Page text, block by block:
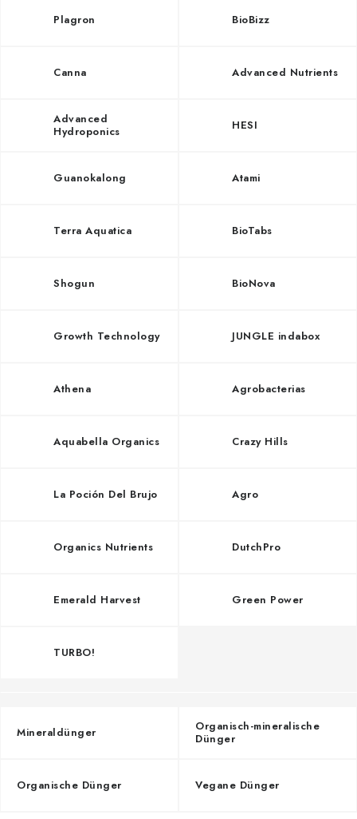
Plagron BioBizz
Canna Advanced Nutrients
Advanced
Hydroponics
HESI
Guanokalong Atami
Terra Aquatica BioTabs
Shogun BioNova
Growth Technology JUNGLE indabox
Athena Agrobacterias
Aquabella Organics Crazy Hills
La Poción Del Brujo Agro
Organics Nutrients DutchPro
Emerald Harvest Green Power
TURBO!
Mineraldünger
Organisch-mineralische
Dünger
Organische Dünger Vegane Dünger